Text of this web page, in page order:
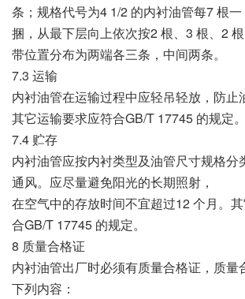
条；规格代号为4 1/2 的内衬油管每7 根一
捆，从最下层向上依次按2 根、3 根、2
带位置分布为两端各三条，中间两条。
7.3 运输
内衬油管在运输过程中应轻吊轻放，防止
其它运输要求应符合GB/T 17745 的规定。
7.4 贮存
内衬油管应按内衬类型及油管尺寸规格分
通风。应尽量避免阳光的长期照射，
在空气中的存放时间不宜超过12 个月。
合GB/T 17745 的规定。
8 质量合格证
内衬油管出厂时必须有质量合格证，质量
下列内容：